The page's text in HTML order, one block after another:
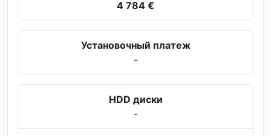
4 784 €
Установочный платеж
-
HDD диски
-